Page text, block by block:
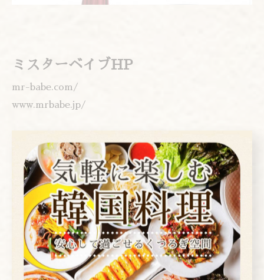
ミスターベイブHP
mr-babe.com/
www.mrbabe.jp/
---------------------------------------------------
-------------------
アレンモク
東京都台東区上野２丁目１−４
電話番号:03-3839-1472
---------------------------------------------------
-------------------